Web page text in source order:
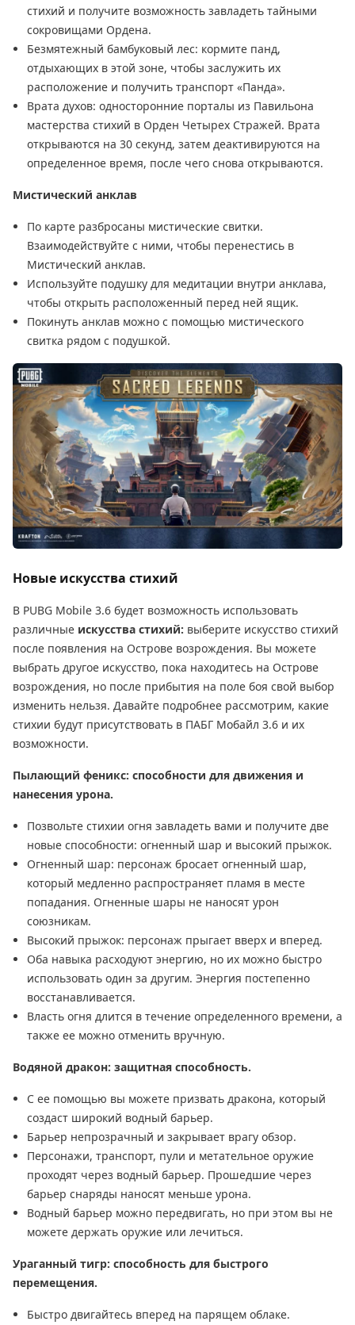
стихий и получите возможность завладеть тайными
сокровищами Ордена.
Безмятежный бамбуковый лес: кормите панд,
отдыхающих в этой зоне, чтобы заслужить их
расположение и получить транспорт «Панда».
Врата духов: односторонние порталы из Павильона
мастерства стихий в Орден Четырех Стражей. Врата
открываются на 30 секунд, затем деактивируются на
определенное время, после чего снова открываются.
Мистический анклав
По карте разбросаны мистические свитки.
Взаимодействуйте с ними, чтобы перенестись в
Мистический анклав.
Используйте подушку для медитации внутри анклава,
чтобы открыть расположенный перед ней ящик.
Покинуть анклав можно с помощью мистического
свитка рядом с подушкой.
Новые искусства стихий
В PUBG Mobile 3.6 будет возможность использовать
различные искусства стихий: выберите искусство стихий
после появления на Острове возрождения. Вы можете
выбрать другое искусство, пока находитесь на Острове
возрождения, но после прибытия на поле боя свой выбор
изменить нельзя. Давайте подробнее рассмотрим, какие
стихии будут присутствовать в ПАБГ Мобайл 3.6 и их
возможности.
Пылающий феникс: способности для движения и
нанесения урона.
Позвольте стихии огня завладеть вами и получите две
новые способности: огненный шар и высокий прыжок.
Огненный шар: персонаж бросает огненный шар,
который медленно распространяет пламя в месте
попадания. Огненные шары не наносят урон
союзникам.
Высокий прыжок: персонаж прыгает вверх и вперед.
Оба навыка расходуют энергию, но их можно быстро
использовать один за другим. Энергия постепенно
восстанавливается.
Власть огня длится в течение определенного времени, а
также ее можно отменить вручную.
Водяной дракон: защитная способность.
С ее помощью вы можете призвать дракона, который
создаст широкий водный барьер.
Барьер непрозрачный и закрывает врагу обзор.
Персонажи, транспорт, пули и метательное оружие
проходят через водный барьер. Прошедшие через
барьер снаряды наносят меньше урона.
Водный барьер можно передвигать, но при этом вы не
можете держать оружие или лечиться.
Ураганный тигр: способность для быстрого
перемещения.
Быстро двигайтесь вперед на парящем облаке.